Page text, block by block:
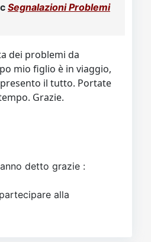
Segnalazioni Problemi
dei problemi da
mio figlio è in viaggio,
il tutto. Portate
Grazie.
detto grazie :
alla